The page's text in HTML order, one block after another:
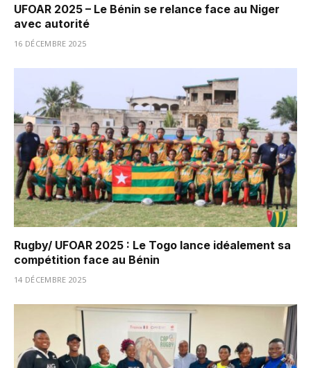
UFOAR 2025 – Le Bénin se relance face au Niger
avec autorité
16 DÉCEMBRE 2025
Rugby/ UFOAR 2025 : Le Togo lance idéalement sa
compétition face au Bénin
14 DÉCEMBRE 2025